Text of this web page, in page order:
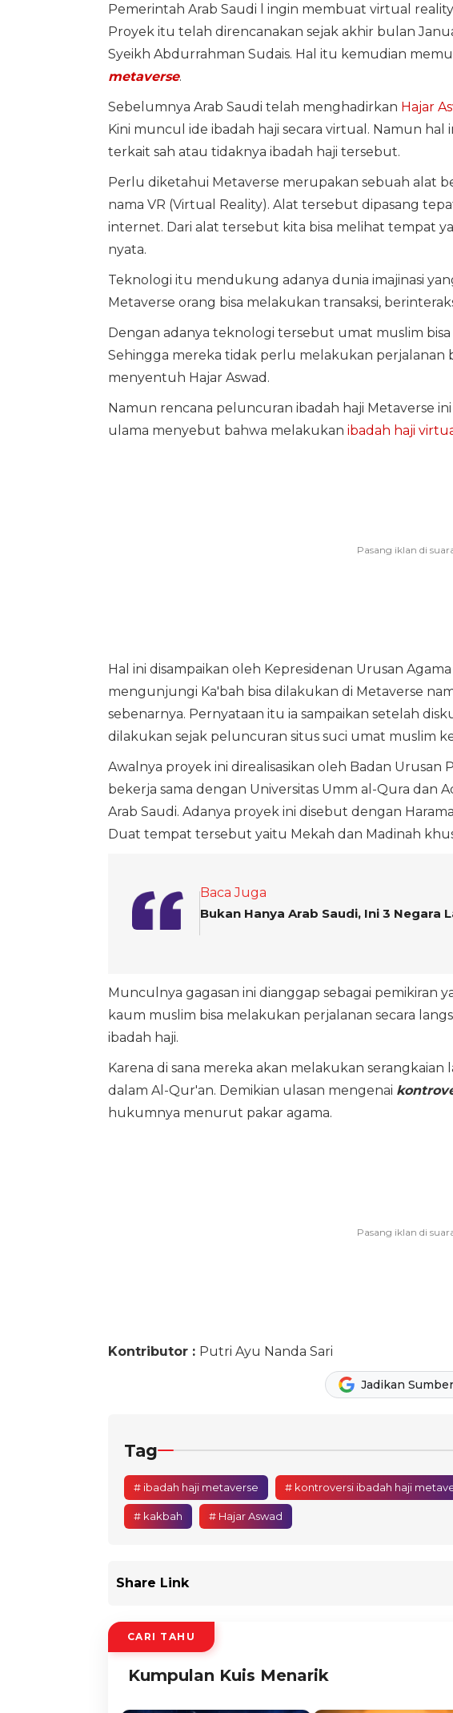
Pemerintah Arab Saudi l ingin membuat virtual reality
Proyek itu telah direncanakan sejak akhir bulan
Syeikh Abdurrahman Sudais. Hal itu kemudian
metaverse.
Sebelumnya Arab Saudi telah menghadirkan Hajar
Kini muncul ide ibadah haji secara virtual. Namun
terkait sah atau tidaknya ibadah haji tersebut.
Perlu diketahui Metaverse merupakan sebuah alat
nama VR (Virtual Reality). Alat tersebut dipasang
internet. Dari alat tersebut kita bisa melihat tempat
nyata.
Teknologi itu mendukung adanya dunia imajinasi
Metaverse orang bisa melakukan transaksi,
Dengan adanya teknologi tersebut umat muslim
Sehingga mereka tidak perlu melakukan
menyentuh Hajar Aswad.
Namun rencana peluncuran ibadah haji Metaverse
ulama menyebut bahwa melakukan ibadah haji
Hal ini disampaikan oleh Kepresidenan Urusan
mengunjungi Ka'bah bisa dilakukan di Metaverse
sebenarnya. Pernyataan itu ia sampaikan setelah
dilakukan sejak peluncuran situs suci umat muslim
Awalnya proyek ini direalisasikan oleh Badan Urusan
bekerja sama dengan Universitas Umm al-Qura dan
Arab Saudi. Adanya proyek ini disebut dengan
Duat tempat tersebut yaitu Mekah dan Madinah
Baca Juga
Bukan Hanya Arab Saudi, Ini 3 Negara
Munculnya gagasan ini dianggap sebagai pemikiran
kaum muslim bisa melakukan perjalanan secara
ibadah haji.
Karena di sana mereka akan melakukan
dalam Al-Qur'an. Demikian ulasan mengenai
hukumnya menurut pakar agama.
Kontributor : Putri Ayu Nanda Sari
Jadikan
Tag
# ibadah haji metaverse # kontroversi ibadah haji
# kakbah # Hajar Aswad
Share Link
CARI TAHU
Kumpulan Kuis Menarik